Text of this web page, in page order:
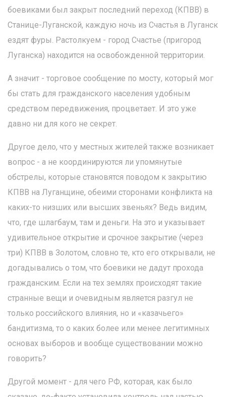
боевиками был закрыт последний переход (КПВВ) в
Станице-Луганской, каждую ночь из Счастья в Луганск
ездят фуры. Растолкуем - город Счастье (пригород
Луганска) находится на освобожденной территории.
А значит - торговое сообщение по мосту, который мог
бы стать для гражданского населения удобным
средством передвижения, процветает. И это уже
давно ни для кого не секрет.
Другое дело, что у местных жителей также возникает
вопрос - а не координируются ли упомянутые
обстрелы, которые становятся поводом к закрытию
КПВВ на Луганщине, обеими сторонами конфликта на
каких-то низших или высших звеньях? Ведь видим,
что, где шлагбаум, там и деньги. На это и указывает
удивительное открытие и срочное закрытие (через
три) КПВВ в Золотом, словно те, кто его открывали, не
догадывались о том, что боевики не дадут прохода
гражданским. Если на тех землях происходят такие
странные вещи и очевидным является разгул не
только российского влияния, но и «казачьего»
бандитизма, то о каких более или менее легитимных
основах выборов и вообще существовании можно
говорить?
Другой момент - для чего РФ, которая, как было